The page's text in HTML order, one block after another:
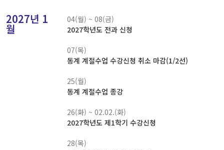
2027년 1
월
04(월) ~ 08(금)
2027학년도 전과 신청
07(목)
동계 계절수업 수강신청 취소 마감(1/2선)
25(월)
동계 계절수업 종강
26(화) ~ 02.02.(화)
2027학년도 제1학기 수강신청
28(목)